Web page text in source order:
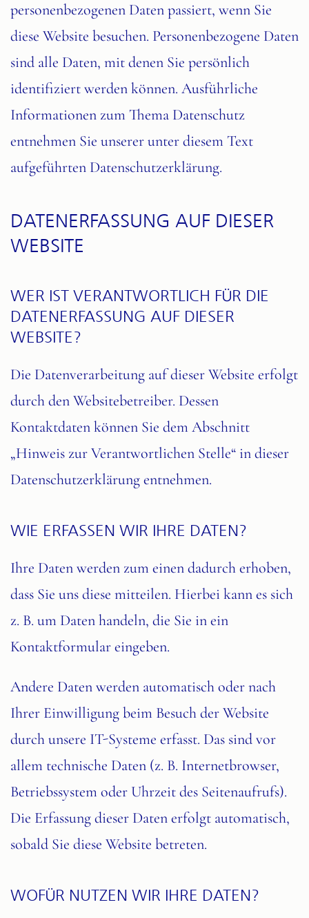
personenbezogenen Daten passiert, wenn Sie
diese Website besuchen. Personenbezogene Daten
sind alle Daten, mit denen Sie persönlich
identifiziert werden können. Ausführliche
Informationen zum Thema Datenschutz
entnehmen Sie unserer unter diesem Text
aufgeführten Datenschutzerklärung.
DATENERFASSUNG AUF DIESER
WEBSITE
WER IST VERANTWORTLICH FÜR DIE
DATENERFASSUNG AUF DIESER
WEBSITE?
Die Datenverarbeitung auf dieser Website erfolgt
durch den Websitebetreiber. Dessen
Kontaktdaten können Sie dem Abschnitt
„Hinweis zur Verantwortlichen Stelle“ in dieser
Datenschutzerklärung entnehmen.
WIE ERFASSEN WIR IHRE DATEN?
Ihre Daten werden zum einen dadurch erhoben,
dass Sie uns diese mitteilen. Hierbei kann es sich
z. B. um Daten handeln, die Sie in ein
Kontaktformular eingeben.
Andere Daten werden automatisch oder nach
Ihrer Einwilligung beim Besuch der Website
durch unsere IT-Systeme erfasst. Das sind vor
allem technische Daten (z. B. Internetbrowser,
Betriebssystem oder Uhrzeit des Seitenaufrufs).
Die Erfassung dieser Daten erfolgt automatisch,
sobald Sie diese Website betreten.
WOFÜR NUTZEN WIR IHRE DATEN?